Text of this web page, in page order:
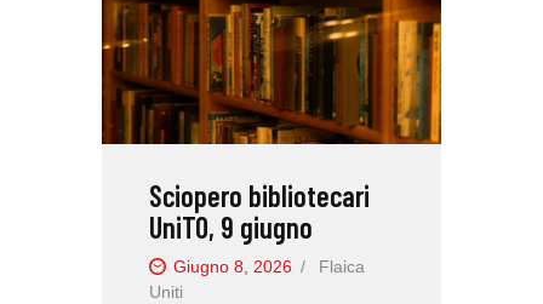
Sciopero bibliotecari
UniTO, 9 giugno
Giugno 8, 2026
Flaica
Uniti